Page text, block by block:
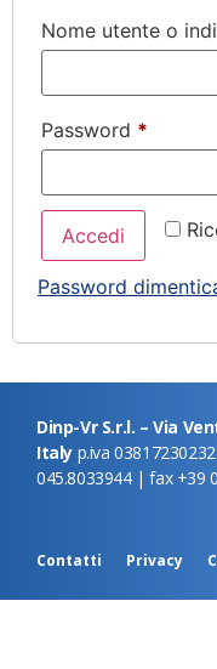
Nome utente o
Password *
Accedi
Password
Dinp-Vr S.r.l. – Via
Italy p.iva
045.8033944 | fax +39
Contatti Privacy